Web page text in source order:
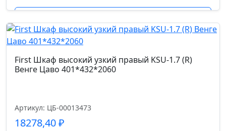
First Шкаф высокий узкий правый KSU-1.7 (R)
Венге Цаво 401*432*2060
Артикул: ЦБ-00013473
18278,40₽